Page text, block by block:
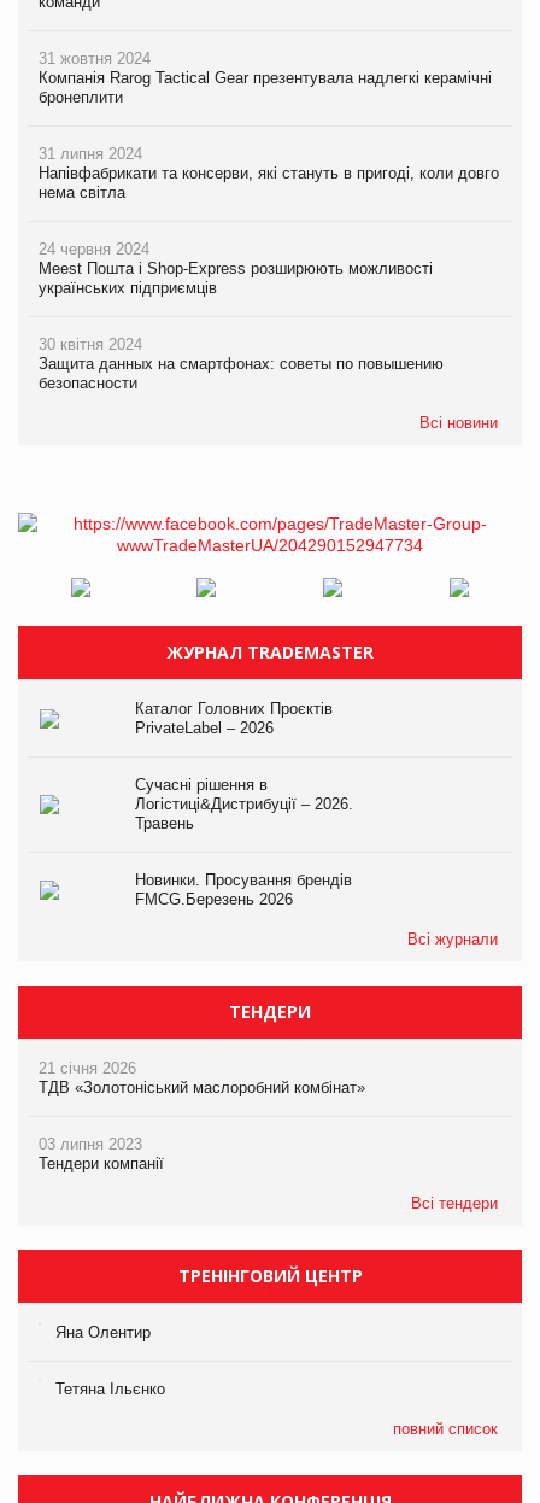
31 жовтня 2024
Компанія Rarog Tactical Gear презентувала надлегкі керамічні
бронеплити
31 липня 2024
Напівфабрикати та консерви, які стануть в пригоді, коли довго
нема світла
24 червня 2024
Meest Пошта і Shop-Express розширюють можливості
українських підприємців
30 квітня 2024
Защита данных на смартфонах: советы по повышению
безопасности
Всі новини
ЖУРНАЛ TRADEMASTER
Каталог Головних Проєктів
PrivateLabel – 2026
Сучасні рішення в
Логістиці&Дистрибуції – 2026.
Травень
Новинки. Просування брендів
FMCG.Березень 2026
Всі журнали
ТЕНДЕРИ
21 січня 2026
ТДВ «Золотоніський маслоробний комбінат»
03 липня 2023
Тендери компанії
Всі тендери
ТРЕНІНГОВИЙ ЦЕНТР
Яна Олентир
Тетяна Ільєнко
повний список